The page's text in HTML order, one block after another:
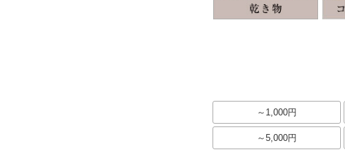
～1,000円
～5,000円